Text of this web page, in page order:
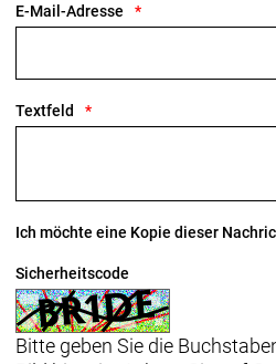
E-Mail-Adresse
Textfeld
Ich möchte eine Kopie dieser
Sicherheitscode
Bitte geben Sie die